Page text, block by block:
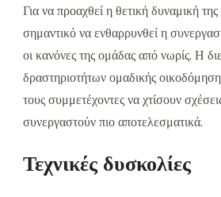
Για να προαχθεί η θετική δυναμική
σημαντικό να ενθαρρυνθεί η
οι κανόνες της ομάδας από νωρίς. Η
δραστηριοτήτων ομαδικής
τους συμμετέχοντες να χτίσουν
συνεργαστούν πιο αποτελεσματικά.
Τεχνικές δυσκολίες